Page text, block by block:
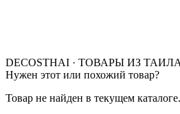
DECOSTHAI · ТОВАРЫ ИЗ
Нужен этот или похожий товар?
Товар не найден в текущем